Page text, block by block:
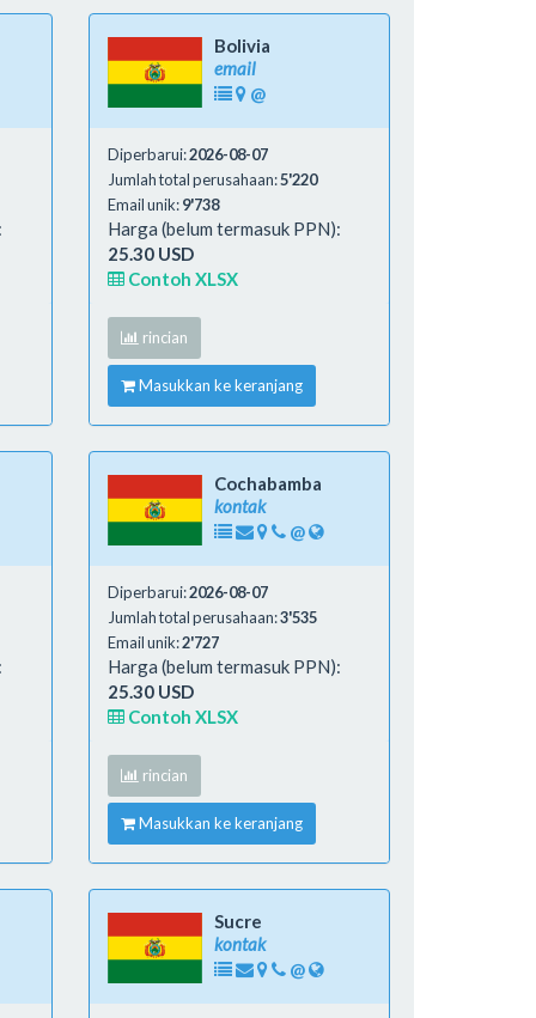
Bolivia
email
@
Diperbarui:2026-08-07
Jumlah total perusahaan:5'220
Email unik:9'738
Harga (belum termasuk PPN):
25.30 USD
Contoh XLSX
rincian
Masukkan ke keranjang
Cochabamba
kontak
@
Diperbarui:2026-08-07
Jumlah total perusahaan:3'535
Email unik:2'727
Harga (belum termasuk PPN):
25.30 USD
Contoh XLSX
rincian
Masukkan ke keranjang
Sucre
kontak
@